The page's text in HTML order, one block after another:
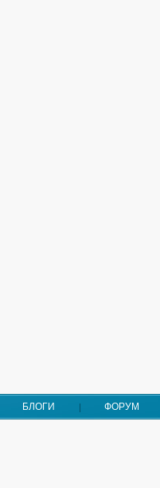
БЛОГИ ФОРУМ